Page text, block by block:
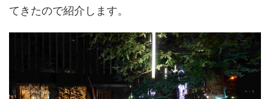
てきたので紹介します。